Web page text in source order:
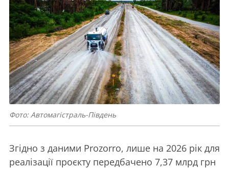
Фото: Автомагістраль-Південь
Згідно з даними Prozorro, лише на 2026 рік для
реалізації проєкту передбачено 7,37 млрд грн